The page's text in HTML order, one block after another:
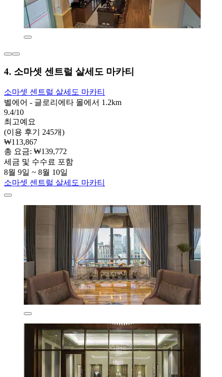
4. 소마셋 센트럴 살세도 마카티
소마셋 센트럴 살세도 마카티
벨에어 - 글로리에타 몰에서 1.2km
9.4/10
최고예요
(이용 후기 245개)
₩113,867
총 요금: ₩139,772
세금 및 수수료 포함
8월 9일 ~ 8월 10일
소마셋 센트럴 살세도 마카티